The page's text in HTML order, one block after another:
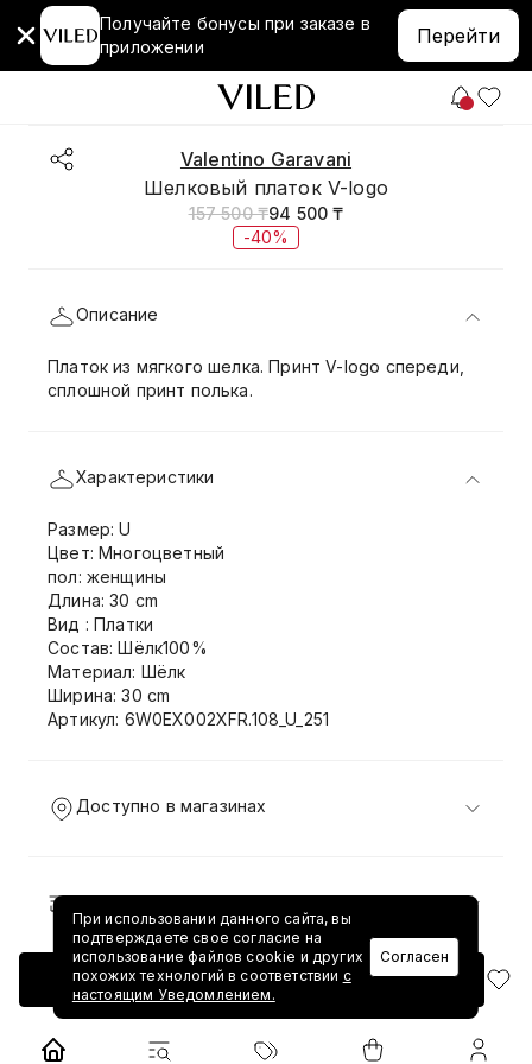
Получайте бонусы при заказе в
приложении
Перейти
Valentino Garavani
Шелковый платок V-logo
157 500 ₸94 500 ₸
-40%
Добавить в корзину
Описание
Платок из мягкого шелка. Принт V-logo спереди,
сплошной принт полька.
Характеристики
Размер: U
Цвет: Многоцветный
пол: женщины
Длина: 30 cm
Вид : Платки
Состав: Шёлк100%
Материал: Шёлк
Ширина: 30 cm
Артикул: 6W0EX002XFR.108_U_251
Доступно в магазинах
Доставка и возврат
При использовании данного сайта, вы
подтверждаете свое согласие на
использование файлов cookie и других
похожих технологий в соответствии с
настоящим Уведомлением.
Согласен